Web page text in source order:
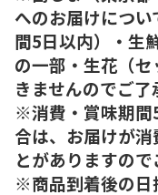
へのお届けにつ
間5日以内）・生
の一部・生花（
きませんのでご了
※消費・賞味期間
合は、お届けが
とがありますので
※商品到着後の日